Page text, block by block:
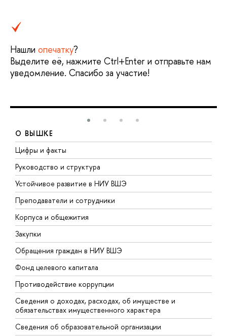
Нашли опечатку?
Выделите её, нажмите Ctrl+Enter и отправьте нам
уведомление. Спасибо за участие!
О ВЫШКЕ
Цифры и факты
Руководство и структура
Устойчивое развитие в НИУ ВШЭ
Преподаватели и сотрудники
Корпуса и общежития
Закупки
Обращения граждан в НИУ ВШЭ
Фонд целевого капитала
Противодействие коррупции
Сведения о доходах, расходах, об имуществе и
обязательствах имущественного характера
Сведения об образовательной организации